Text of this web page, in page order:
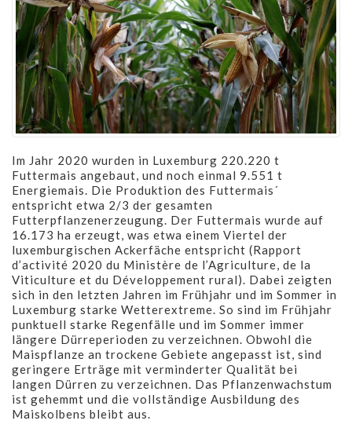
Im Jahr 2020 wurden in Luxemburg 220.220 t
Futtermais angebaut, und noch einmal 9.551 t
Energiemais. Die Produktion des Futtermais´
entspricht etwa 2/3 der gesamten
Futterpflanzenerzeugung. Der Futtermais wurde auf
16.173 ha erzeugt, was etwa einem Viertel der
luxemburgischen Ackerfäche entspricht (Rapport
d’activité 2020 du Ministère de l’Agriculture, de la
Viticulture et du Développement rural). Dabei zeigten
sich in den letzten Jahren im Frühjahr und im Sommer in
Luxemburg starke Wetterextreme. So sind im Frühjahr
punktuell starke Regenfälle und im Sommer immer
längere Dürreperioden zu verzeichnen. Obwohl die
Maispflanze an trockene Gebiete angepasst ist, sind
geringere Erträge mit verminderter Qualität bei
langen Dürren zu verzeichnen. Das Pflanzenwachstum
ist gehemmt und die vollständige Ausbildung des
Maiskolbens bleibt aus.